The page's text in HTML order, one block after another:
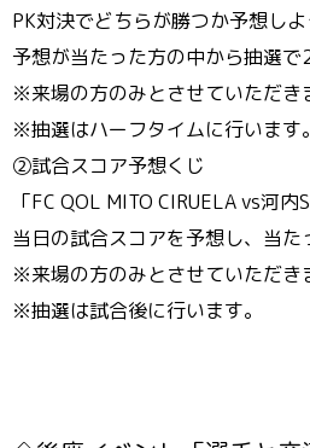
PK対決でどちらが勝つか予想しよ
予想が当たった方の中から抽選
※来場の方のみとさせていただき
※抽選はハーフタイムに行います。
②試合スコア予想くじ
「FC QOL MITO CIRUELA vs河
当日の試合スコアを予想し、当
※来場の方のみとさせていただき
※抽選は試合後に行います。